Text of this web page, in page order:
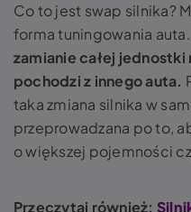
Co to jest swap silnika?
forma tuningowania auta.
zamianie całej
pochodzi z innego auta.
taka zmiana silnika w
przeprowadzana po to,
o większej pojemności
Przeczytaj również: